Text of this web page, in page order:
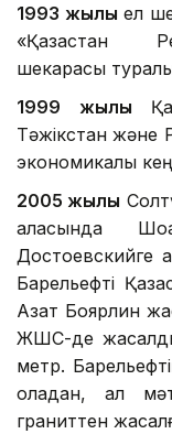
1993 жылы ел
«Қазақстан
шекарасы
1999 жылы
Тәжікстан және
экономикалық
2005 жылы
қаласында
Достоевскийге
Барельефті
Азат Боярлин
ЖШС-де
метр.
қоладан, ал
граниттен